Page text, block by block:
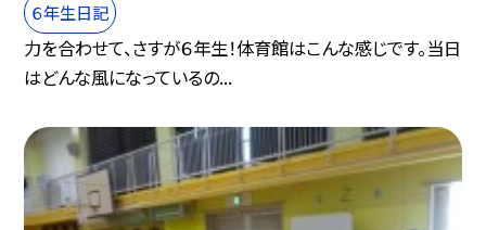
６年生日記
力を合わせて、さすが６年生！体育館はこんな感じです。当日
はどんな風になっているの...